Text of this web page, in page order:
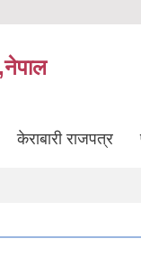
केराबारी राजपत्र